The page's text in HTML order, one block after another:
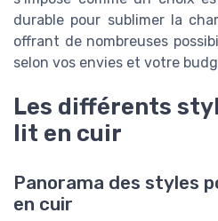
durable pour sublimer la
offrant de nombreuses
selon vos envies et votre
Les différents
lit en cuir
Panorama des styles
en cuir